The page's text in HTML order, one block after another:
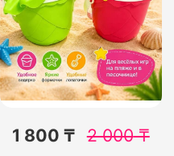
1 800 ₸ 2 000₸